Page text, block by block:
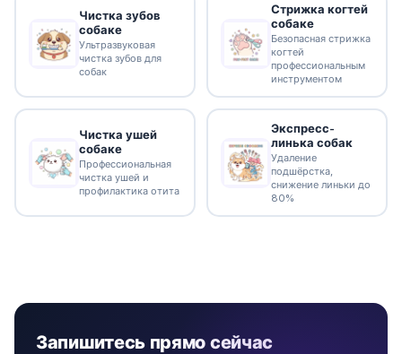
Чистка зубов
собаке
Ультразвуковая
чистка зубов для
собак
Стрижка когтей
собаке
Безопасная стрижка
когтей
профессиональным
инструментом
Чистка ушей
собаке
Профессиональная
чистка ушей и
профилактика отита
Экспресс-
линька собак
Удаление
подшёрстка,
снижение линьки до
80%
Запишитесь прямо сейчас